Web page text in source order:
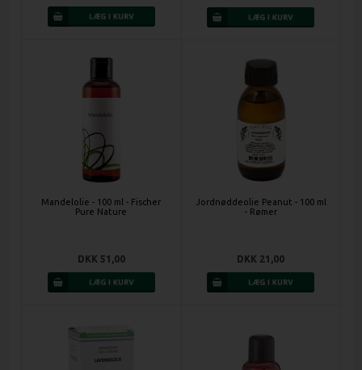
Mandelolie - 100 ml - Fischer
Pure Nature
DKK 51,00
Jordnøddeolie Peanut - 100 ml
- Rømer
DKK 21,00